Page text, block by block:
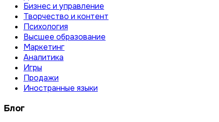
Бизнес и управление
Творчество и контент
Психология
Высшее образование
Маркетинг
Аналитика
Игры
Продажи
Иностранные языки
Блог